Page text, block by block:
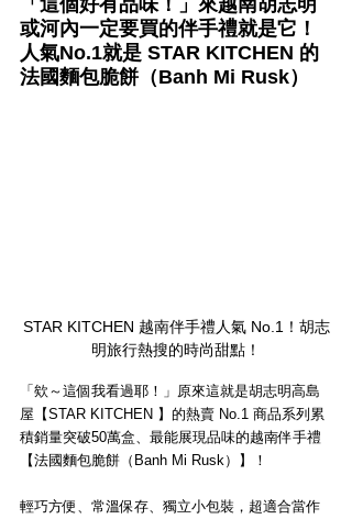
「這個好有品味！」來越南胡志明
或河內一定要買的伴手禮就是它！
人氣No.1就是 STAR KITCHEN 的
法國麵包脆餅（Banh Mi Rusk）
STAR KITCHEN 越南伴手禮人氣 No.1！胡志
明旅行熱搜的時尚甜點！
「欸～這個我看過耶！」原來這就是胡志明高島
屋【STAR KITCHEN 】的熱賣 No.1 商品系列累
積銷量突破50萬盒、最能展現品味的越南伴手禮
【法國麵包脆餅（Banh Mi Rusk）】！
輕巧方便、常溫保存、獨立小包裝，超適合當作